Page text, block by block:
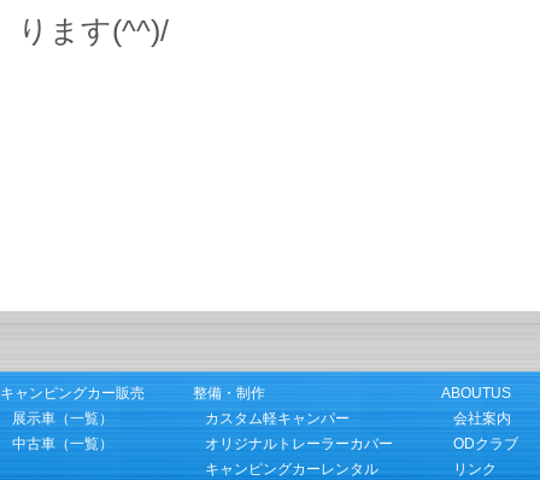
ります(^^)/
キャンピングカー販売
展示車（一覧）
中古車（一覧）
整備・制作
カスタム軽キャンパー
オリジナルトレーラーカバー
キャンピングカーレンタル
ABOUTUS
会社案内
ODクラブ
リンク